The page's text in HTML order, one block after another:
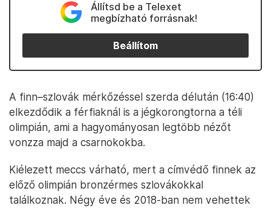
Állítsd be a Telexet
megbízható forrásnak!
Beállítom
A finn–szlovák mérkőzéssel szerda délután (16:40)
elkezdődik a férfiaknál is a jégkorongtorna a téli
olimpián, ami a hagyományosan legtöbb nézőt
vonzza majd a csarnokokba.
Kiélezett meccs várható, mert a címvédő finnek az
előző olimpián bronzérmes szlovákokkal
találkoznak. Négy éve és 2018-ban nem vehettek